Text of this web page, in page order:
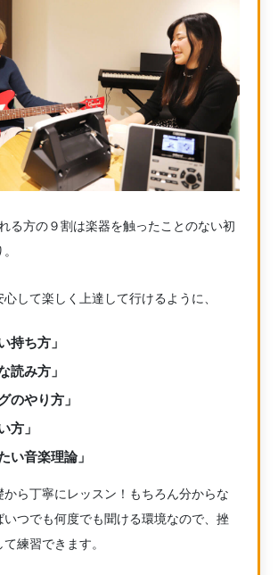
る方の９割は楽器を触ったことのない初
して楽しく上達して行けるように、
持ち方」
読み方」
のやり方」
方」
い音楽理論」
から丁寧にレッスン！もちろん分からな
いつでも何度でも聞ける環境なので、挫
練習できます。